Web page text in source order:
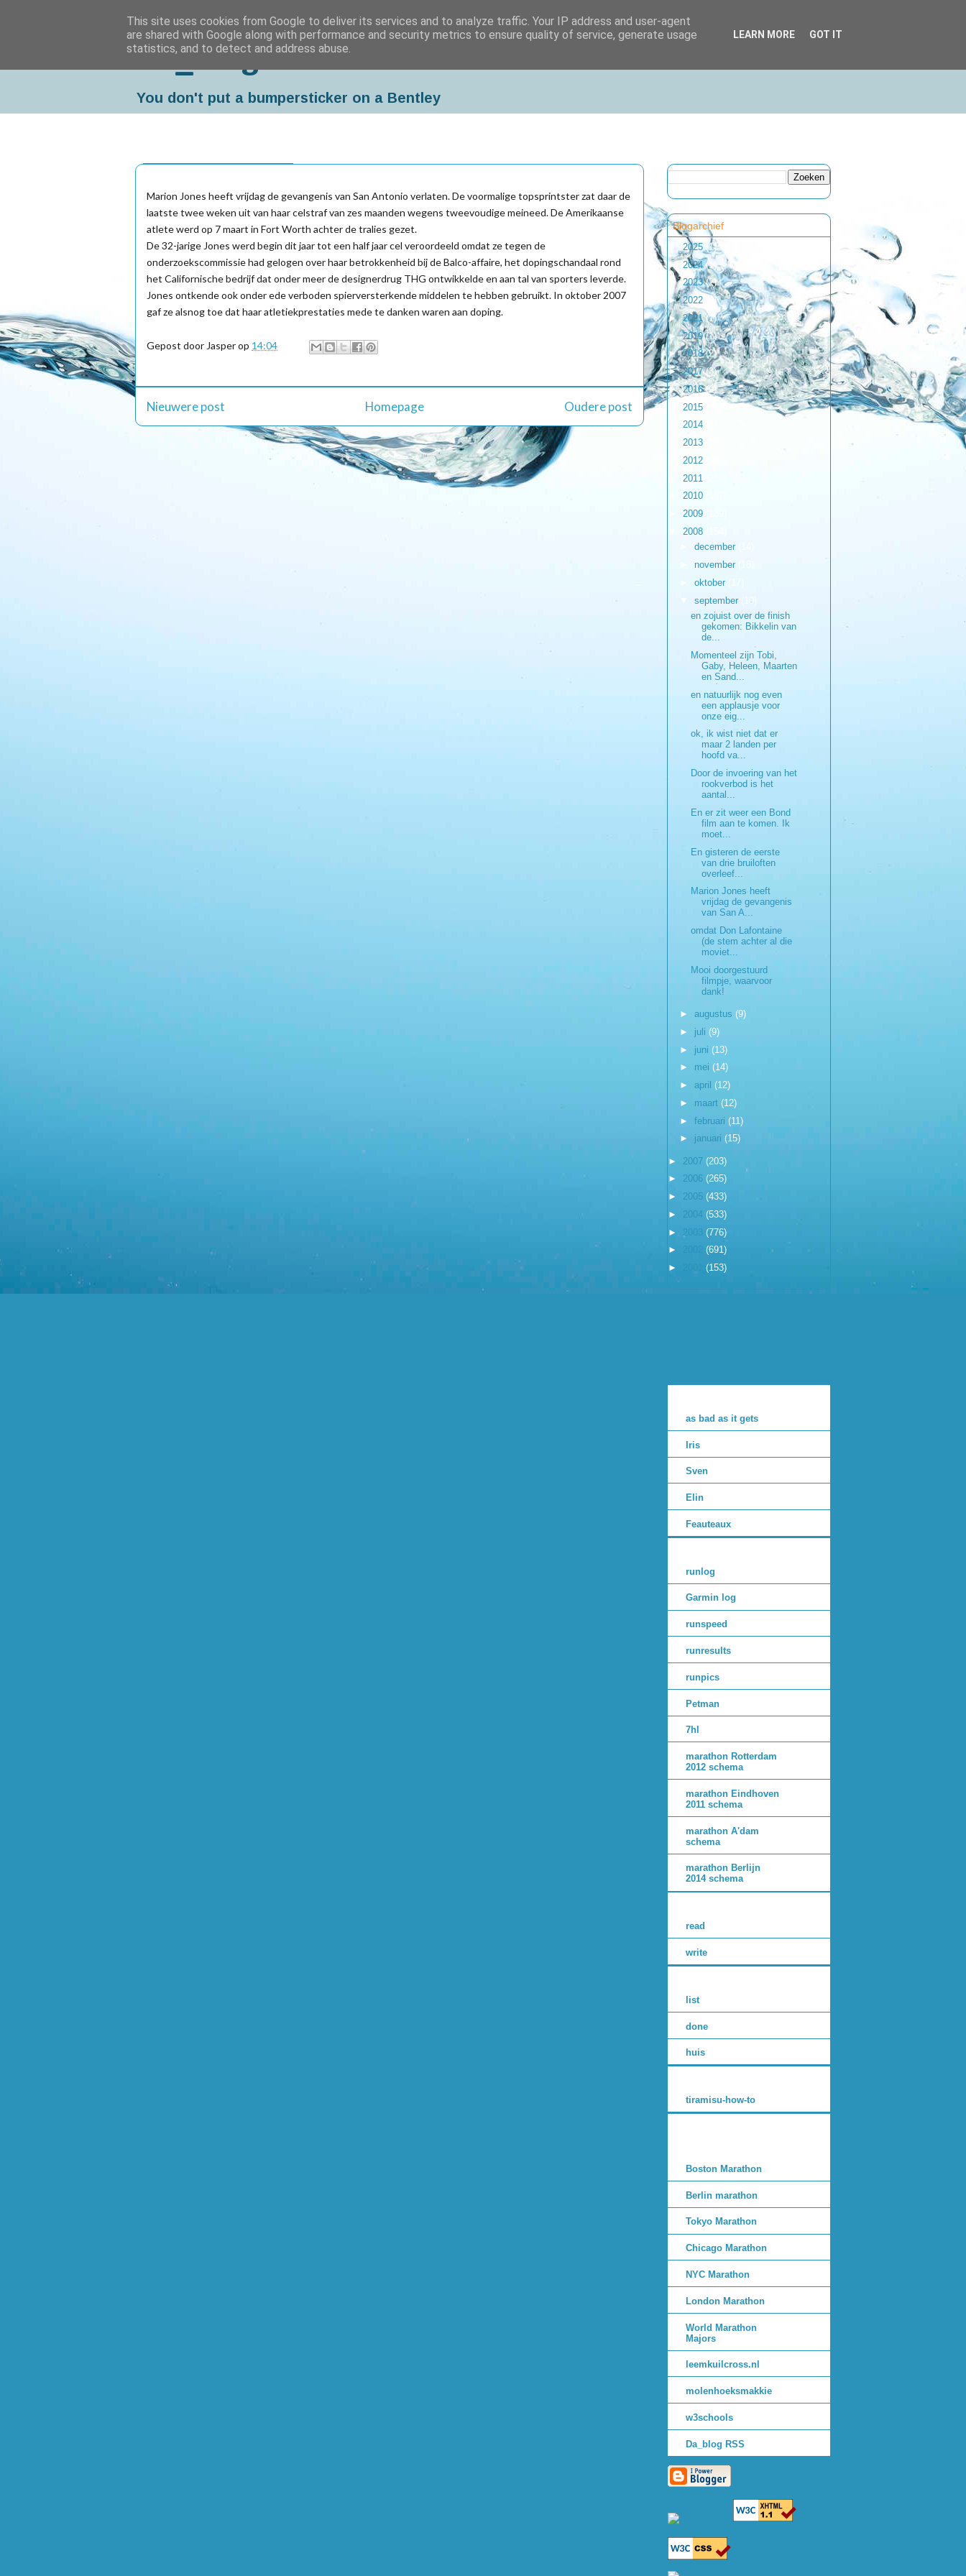
Da_Blog
You don't put a bumpersticker on a Bentley
Marion Jones heeft vrijdag de gevangenis van San Antonio verlaten. De voormalige topsprintster zat daar de
laatste twee weken uit van haar celstraf van zes maanden wegens tweevoudige meineed. De Amerikaanse
atlete werd op 7 maart in Fort Worth achter de tralies gezet.
De 32-jarige Jones werd begin dit jaar tot een half jaar cel veroordeeld omdat ze tegen de
onderzoekscommissie had gelogen over haar betrokkenheid bij de Balco-affaire, het dopingschandaal rond
het Californische bedrijf dat onder meer de designerdrug THG ontwikkelde en aan tal van sporters leverde.
Jones ontkende ook onder ede verboden spierversterkende middelen te hebben gebruikt. In oktober 2007
gaf ze alsnog toe dat haar atletiekprestaties mede te danken waren aan doping.
Gepost door Jasperop 14:04
Nieuwere post Oudere post
Homepage
Blogarchief
2025 (1)
► 2024(1)
►2023(2)
►2022
(1)
►2021(1)
►2019(1)
►2018(2)
►2017(3)
►2016(9)
2015
2014
2013
2012
2011
2010
2009
2008
december
november
oktober
september
(10)
en zojuist over de finish
gekomen: Bikkelin van
de...
Momenteel zijn Tobi,
Gaby, Heleen, Maarten
en Sand...
en natuurlijk nog even
een applausje voor
onze eig...
ok, ik wist niet dat er
maar 2 landen per
hoofd va...
Door de invoering van het
rookverbod is het
aantal...
En er zit weer een Bond
film aan te komen. Ik
moet...
En gisteren de eerste
van drie bruiloften
overleef...
Marion Jones heeft
vrijdag de gevangenis
van San A...
omdat Don Lafontaine
(de stem achter al die
moviet...
Mooi doorgestuurd
filmpje, waarvoor
dank!
► augustus (9)
► juli (9)
► juni (13)
► mei (14)
► april (12)
► maart (12)
► februari (11)
► januari (15)
► 2007 (203)
► 2006 (265)
► 2005 (433)
► 2004 (533)
►2003 (776)
►
(691)
►
(153)
as bad as it gets
Iris
Sven
Elin
Feauteaux
runlog
Garmin log
runspeed
runresults
runpics
Petman
7hl
marathon Rotterdam
2012 schema
marathon Eindhoven
2011 schema
marathon A'dam
schema
marathon Berlijn
2014 schema
read
write
list
done
huis
tiramisu-how-to
Boston Marathon
Berlin marathon
Tokyo Marathon
Chicago Marathon
NYC Marathon
London Marathon
World Marathon
Majors
leemkuilcross.nl
molenhoeksmakkie
w3schools
Da_blog RSS
This site uses cookies from Google to deliver its services and to analyze traffic. Your IP address and user-agent
are shared with Google along with performance and security metrics to ensure quality of service, generate usage
statistics, and to detect and address abuse.
LEARN MORE GOT IT